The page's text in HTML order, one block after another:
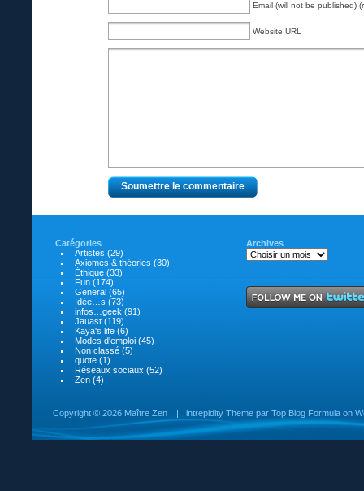
Email (will not be published)
Website URL
Catégories
Artistes (29)
Axiomes & théories (30)
Éthique (33)
Fun (174)
General (65)
Idée…s (73)
infos…geek (91)
Jauast (119)
Kaya's life (6)
Modes d'emploi (45)
Non classé (5)
quote (1)
Réseaux sociaux (52)
Zen (4)
Archives
Copyright © 2026 Maître Zen | intrepidity Theme par Top Blog Formula on